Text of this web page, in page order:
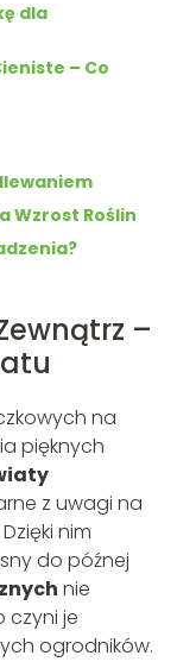
dla
– Co
Wzrost Roślin
–
na
pięknych
z uwagi na
nim
do późnej
nie
czyni je
ogrodników.